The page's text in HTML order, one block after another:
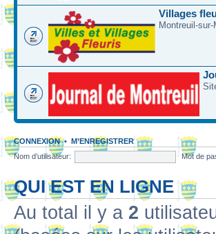
Villages
Montreuil-
CONNEXION• M’ENREGISTRER
Nom d’utilisateur:
Mot de
QUI EST EN LIGNE
Au total il y a 2